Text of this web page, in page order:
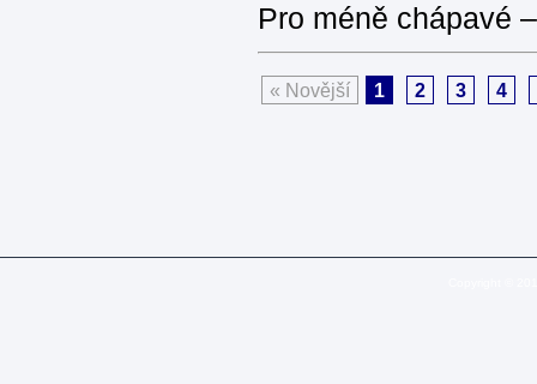
Pro méně chápavé
« Novější 1 2 3 4